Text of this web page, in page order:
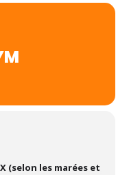
(selon les marées et